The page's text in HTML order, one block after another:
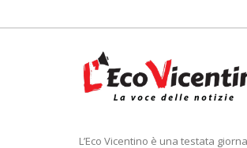
L’Eco Vicentino è una testata